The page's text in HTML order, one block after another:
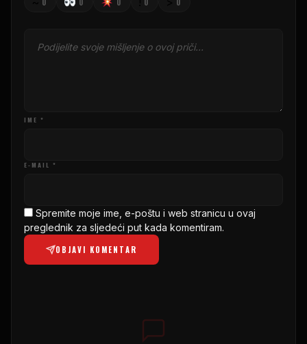
0 0 0 0 0
IME *
E-MAIL *
Spremite moje ime, e-poštu i web stranicu u ovaj
preglednik za sljedeći put kada komentiram.
OBJAVI KOMENTAR